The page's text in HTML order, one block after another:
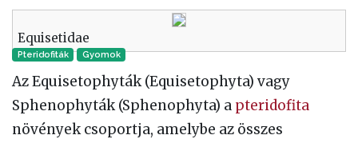
Equisetidae
Pteridofiták Gyomok
Az Equisetophyták (Equisetophyta) vagy
Sphenophyták (Sphenophyta) a pteridofita
növények csoportja, amelybe az összes